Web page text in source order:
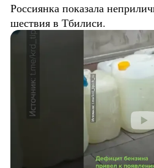
Россиянка показала
шествия в Тбилиси.